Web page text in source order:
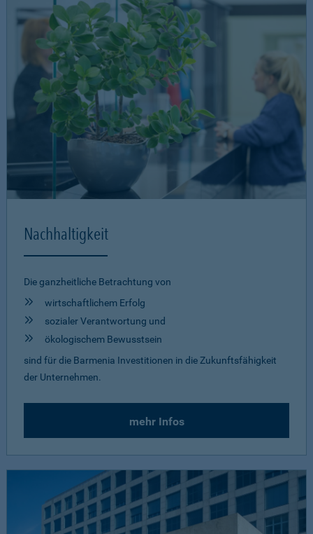
Nachhaltigkeit
Die ganzheitliche Betrachtung von
wirtschaftlichem Erfolg
sozialer Verantwortung und
ökologischem Bewusstsein
sind für die Barmenia Investitionen in die Zukunftsfähigkeit
der Unternehmen.
mehr Infos